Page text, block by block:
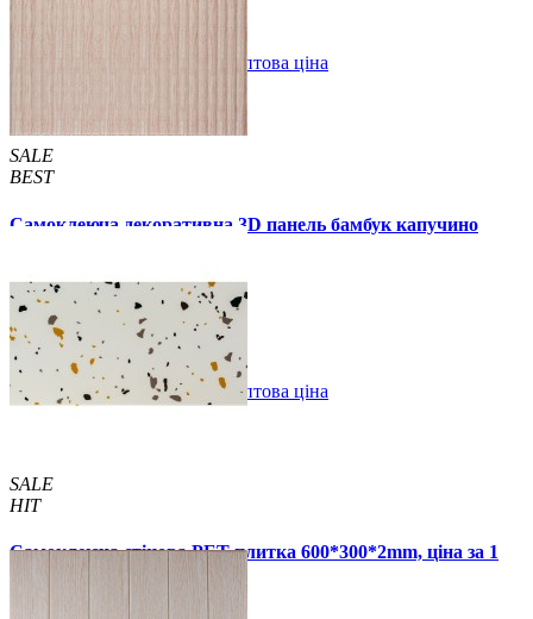
Оптова ціна
SALE
BEST
Самоклеюча декоративна 3D панель бамбук капучино
129 грн. /шт 160 грн. /шт
Купити В закладки Оптова ціна
SALE
HIT
Самоклеюча стінова PET плитка 600*300*2mm, ціна за 1